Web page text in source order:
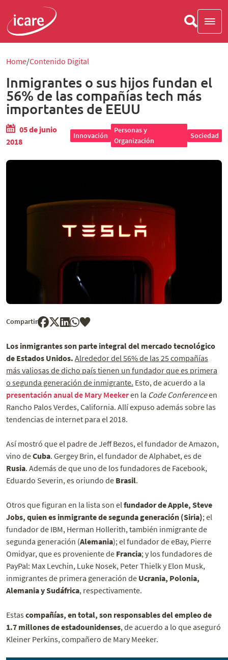
Home Contenido Digital
Inmigrantes o sus hijos fundan el
56% de las compañías tech más
importantes de EEUU
05 de junio
2018
Innovación
Personas y
Organización
Sociedad
Compartir
Los inmigrantes son parte integral del mercado tecnológico
de Estados Unidos. Alrededor del 56% de las 25 compañías
más valiosas de dicho país tienen un fundador que es primera
o segunda generación de inmigrante. Esto, de acuerdo a la
presentación anual de Mary Meekeren la Code Conferenceen
Rancho Palos Verdes, California. Allí expuso además sobre las
tendencias de internet para el 2018.
Así mostró que el padre de Jeff Bezos, el fundador de Amazon,
vino deCuba. Gergey Brin, el fundador de Alphabet, es de
Rusia. Además de que uno de los fundadores de Facebook,
Eduardo Severin, es oriundo de Brasil.
Otros que figuran en la lista son el fundador de Apple, Steve
Jobs, quien es inmigrante de segunda generación (Siria); el
fundador de IBM, Herman Hollerith, también inmigrante de
segunda generación (Alemania); el fundador de eBay, Pierre
Omidyar, que es proveniente de Francia; y los fundadores de
PayPal: Max Levchin, Luke Nosek, Peter Thielk y Elon Musk,
inmigrantes de primera generación de Ucrania, Polonia,
Alemania y Sudáfrica, respectivamente.
Estascompañías, en total, son responsables del empleo de
1.7 millones de estadounidenses, de acuerdo a lo que aseguró
Kleiner Perkins, compañero de Mary Meeker.